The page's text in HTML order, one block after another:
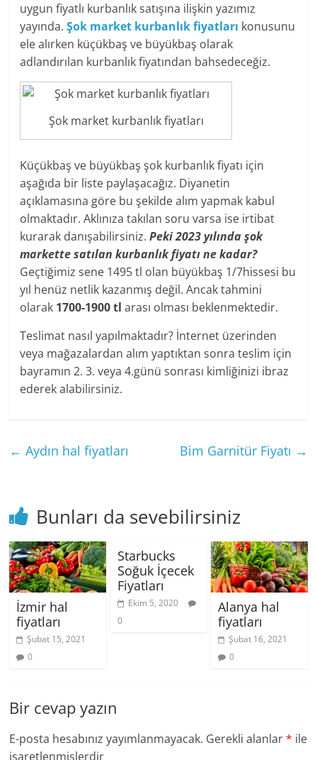
uygun fiyatlı kurbanlık satışına ilişkin yazımız
yayında.Şok market kurbanlık fiyatları konusunu
ele alırken küçükbaş ve büyükbaş olarak
adlandırılan kurbanlık fiyatından bahsedeceğiz.
Şok market kurbanlık fiyatları
Küçükbaş ve büyükbaş şok kurbanlık fiyatı için
aşağıda bir liste paylaşacağız. Diyanetin
açıklamasına göre bu şekilde alım yapmak kabul
olmaktadır. Aklınıza takılan soru varsa ise irtibat
kurarak danışabilirsiniz.Peki 2023 yılında şok
markette satılan kurbanlık fiyatı ne kadar?
Geçtiğimiz sene 1495 tl olan büyükbaş 1/7hissesi bu
yıl henüz netlik kazanmış değil. Ancak tahmini
olarak 1700-1900 tl arası olması beklenmektedir.
Teslimat nasıl yapılmaktadır? İnternet üzerinden
veya mağazalardan alım yaptıktan sonra teslim için
bayramın 2. 3. veya 4.günü sonrası kimliğinizi ibraz
ederek alabilirsiniz.
← Aydın hal fiyatları Bim Garnitür Fiyatı →
Bunları da sevebilirsiniz
İzmir hal
fiyatları
Şubat 15, 2021
0
Starbucks
Soğuk İçecek
Fiyatları
Ekim 5, 2020
0
Alanya hal
fiyatları
Şubat 16, 2021
0
Bir cevap yazın
E-posta hesabınız yayımlanmayacak. Gerekli alanlar* ile
işaretlenmişlerdir